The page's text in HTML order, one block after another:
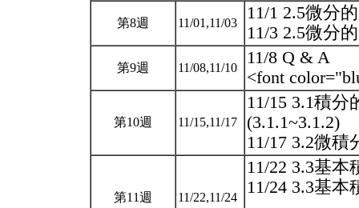
第8週 11/01,11/03
11/1 2.5微分
11/3 2.5微分
第9週 11/08,11/10
11/8 Q & A
<font
第10週 11/15,11/17
11/15 3.1積分
(3.1.1~3.1.2)
11/17 3.2微
第11週 11/22,11/24
11/22 3.3基本
11/24 3.3基本